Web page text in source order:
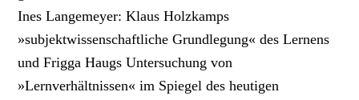
Ines Langemeyer: Klaus Holzkamps
»subjektwissenschaftliche Grundlegung« des Lernens
und Frigga Haugs Untersuchung von
»Lernverhältnissen« im Spiegel des heutigen